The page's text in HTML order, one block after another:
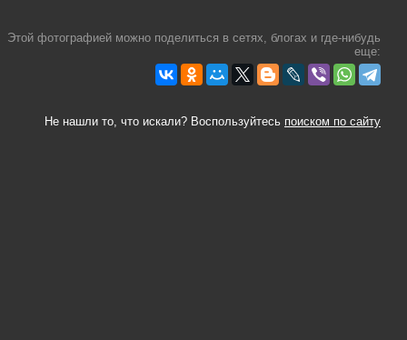
Этой фотографией можно поделиться в сетях, блогах и где-нибудь
еще:
Не нашли то, что искали? Воспользуйтесь поиском по сайту